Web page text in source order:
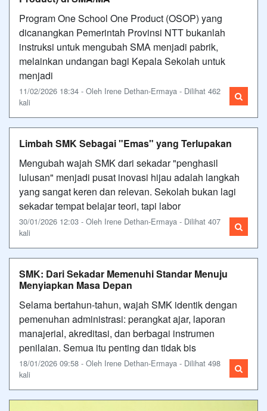
Program One School One Product (OSOP) yang
dicanangkan Pemerintah Provinsi NTT bukanlah
instruksi untuk mengubah SMA menjadi pabrik,
melainkan undangan bagi Kepala Sekolah untuk
menjadi
11/02/2026 18:34 - Oleh Irene Dethan-Ermaya - Dilihat 462
kali
Limbah SMK Sebagai "Emas" yang Terlupakan
Mengubah wajah SMK dari sekadar "penghasil
lulusan" menjadi pusat inovasi hijau adalah langkah
yang sangat keren dan relevan. Sekolah bukan lagi
sekadar tempat belajar teori, tapi labor
30/01/2026 12:03 - Oleh Irene Dethan-Ermaya - Dilihat 407
kali
SMK: Dari Sekadar Memenuhi Standar Menuju
Menyiapkan Masa Depan
Selama bertahun-tahun, wajah SMK identik dengan
pemenuhan administrasi: perangkat ajar, laporan
manajerial, akreditasi, dan berbagai instrumen
penilaian. Semua itu penting dan tidak bis
18/01/2026 09:58 - Oleh Irene Dethan-Ermaya - Dilihat 498
kali